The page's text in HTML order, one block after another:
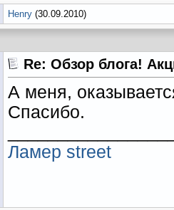
Henry (30.09.2010)
Re: Обзор блога!
А меня,
Спасибо.
Ламер street